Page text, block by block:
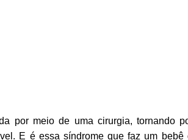
por meio de uma cirurgia, tornando
E é essa síndrome que faz um bebê